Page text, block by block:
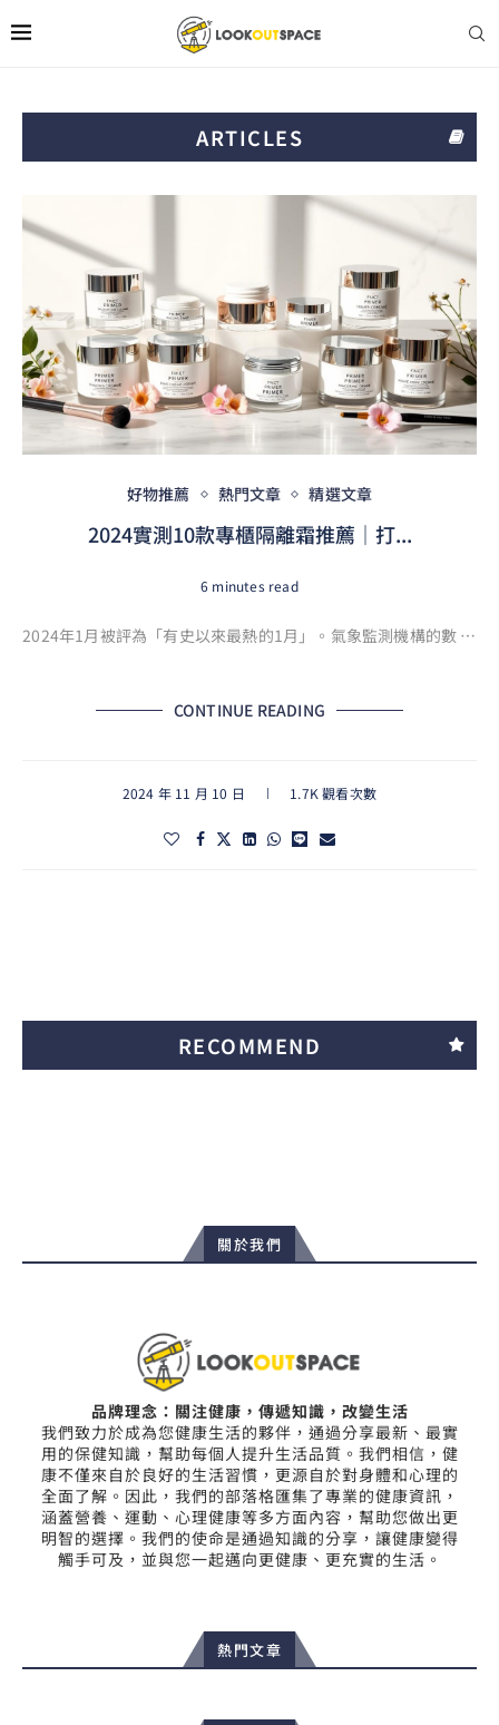
ARTICLES
好物推薦 熱門文章 精選文章
2024實測10款專櫃隔離霜推薦｜打...
6 minutes read
2024年1月被評為「有史以來最熱的1月」。氣象監測機構的數 …
CONTINUE READING
2024 年 11 月 10 日 1.7K 觀看次數
RECOMMEND
關於我們
品牌理念：關注健康，傳遞知識，改變生活
我們致力於成為您健康生活的夥伴，通過分享最新、最實
用的保健知識，幫助每個人提升生活品質。我們相信，健
康不僅來自於良好的生活習慣，更源自於對身體和心理的
全面了解。因此，我們的部落格匯集了專業的健康資訊，
涵蓋營養、運動、心理健康等多方面內容，幫助您做出更
明智的選擇。我們的使命是通過知識的分享，讓健康變得
觸手可及，並與您一起邁向更健康、更充實的生活。
熱門文章